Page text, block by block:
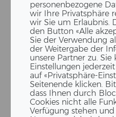
personenbezogene
wir Ihre Privatsphäre
wir Sie um Erlaubnis.
den Button «Alle
Sie der Verwendung
der Weitergabe der
unsere Partner zu.
Einstellungen
auf «Privatsphäre-
Seitenende klicken.
dass Ihnen durch
Cookies nicht alle
Verfügung stehen
GEN­DE